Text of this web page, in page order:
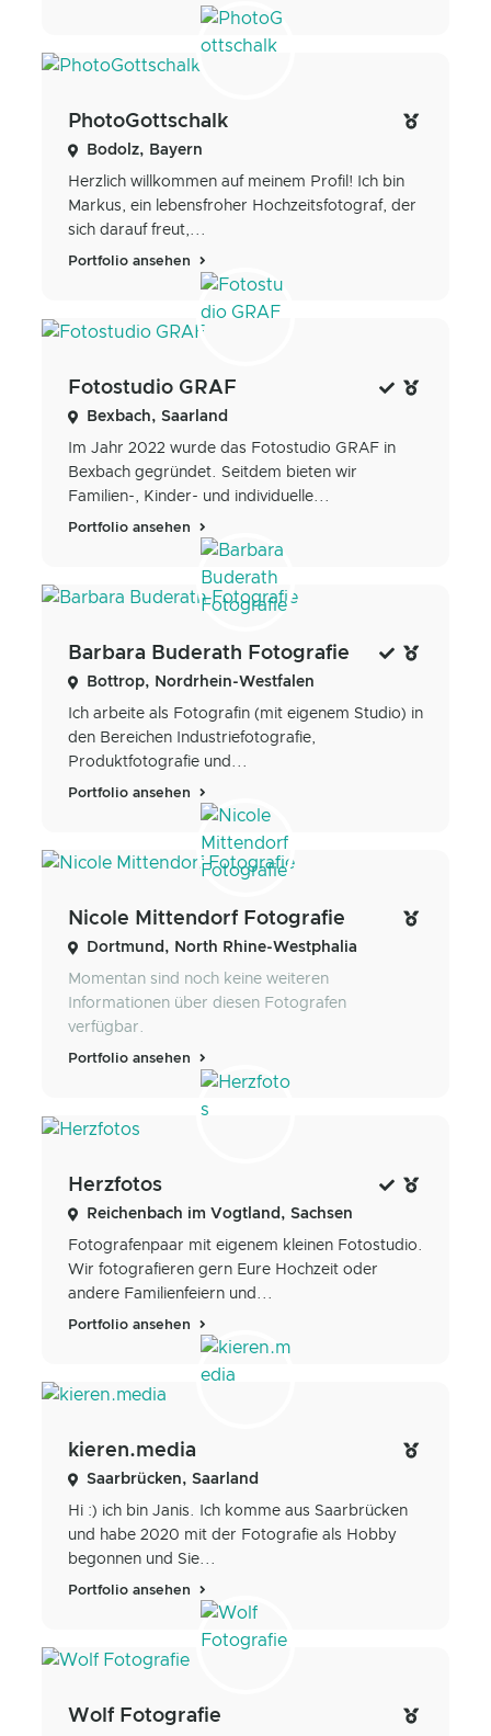
PhotoGottschalk
Bodolz, Bayern
Herzlich willkommen auf meinem Profil! Ich bin
Markus, ein lebensfroher Hochzeitsfotograf, der
sich darauf freut,...
Portfolio ansehen
Fotostudio GRAF
Bexbach, Saarland
Im Jahr 2022 wurde das Fotostudio GRAF in
Bexbach gegründet. Seitdem bieten wir
Familien-, Kinder- und individuelle...
Portfolio ansehen
Barbara Buderath Fotografie
Bottrop, Nordrhein-Westfalen
Ich arbeite als Fotografin (mit eigenem Studio) in
den Bereichen Industriefotografie,
Produktfotografie und...
Portfolio ansehen
Nicole Mittendorf Fotografie
Dortmund, North Rhine-Westphalia
Momentan sind noch keine weiteren
Informationen über diesen Fotografen
verfügbar.
Portfolio ansehen
Herzfotos
Reichenbach im Vogtland, Sachsen
Fotografenpaar mit eigenem kleinen Fotostudio.
Wir fotografieren gern Eure Hochzeit oder
andere Familienfeiern und...
Portfolio ansehen
kieren.media
Saarbrücken, Saarland
Hi :) ich bin Janis. Ich komme aus Saarbrücken
und habe 2020 mit der Fotografie als Hobby
begonnen und Sie...
Portfolio ansehen
Wolf Fotografie